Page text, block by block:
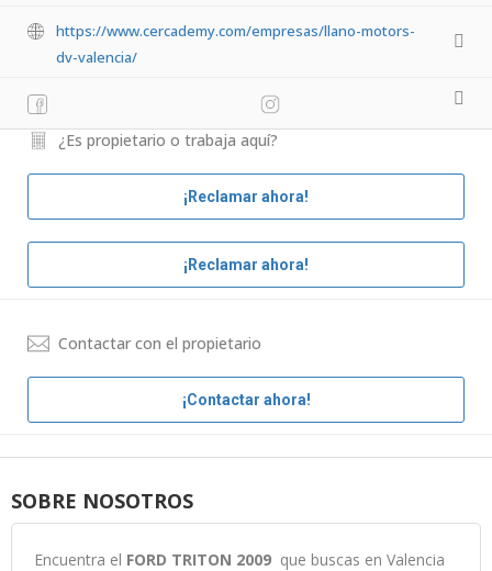
https://www.cercademy.com/empresas/llano-motors-
dv-valencia/
¿Es propietario o trabaja aquí?
¡Reclamar ahora!
¡Reclamar ahora!
Contactar con el propietario
¡Contactar ahora!
SOBRE NOSOTROS
Encuentra el FORD TRITON 2009 que buscas en Valencia